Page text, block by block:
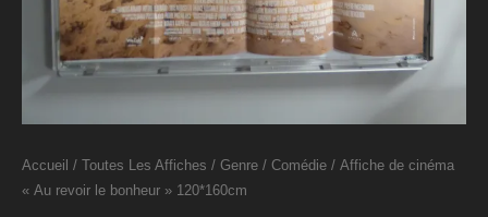
Accueil / Toutes Les Affiches / Genre / Comédie / Affiche de cinéma
« Au revoir le bonheur » 120*160cm